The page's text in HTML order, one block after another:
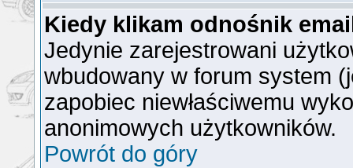
Kiedy klikam odnośnik
Jedynie zarejestrowani
wbudowany w forum system
zapobiec niewłaściwemu
anonimowych użytkowników.
Powrót do góry